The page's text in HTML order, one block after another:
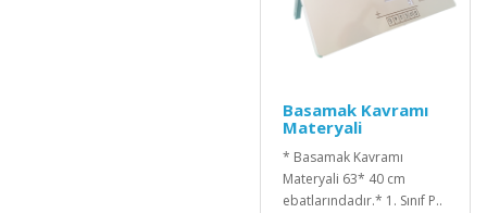
Basamak Kavramı
Materyali
* Basamak Kavramı
Materyali 63* 40 cm
ebatlarındadır.* 1. Sınıf P..